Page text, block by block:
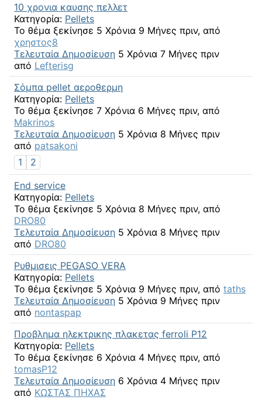
10 χρονια καυσης πελλετ
Κατηγορία: Pellets
Το θέμα ξεκίνησε 5 Χρόνια 9 Μήνες πριν, από
χρηστος8
Τελευταία Δημοσίευση 5 Χρόνια 7 Μήνες πριν
από Lefterisg
Σόμπα pellet αεροθερμη
Κατηγορία: Pellets
Το θέμα ξεκίνησε 7 Χρόνια 6 Μήνες πριν, από
Makrinos
Τελευταία Δημοσίευση 5 Χρόνια 8 Μήνες πριν
από patsakoni
1
2
End service
Κατηγορία: Pellets
Το θέμα ξεκίνησε 5 Χρόνια 8 Μήνες πριν, από
DRO80
Τελευταία Δημοσίευση 5 Χρόνια 8 Μήνες πριν
από DRO80
Ρυθμισεις PEGASO VERA
Κατηγορία: Pellets
Το θέμα ξεκίνησε 5 Χρόνια 9 Μήνες πριν, από taths
Τελευταία Δημοσίευση 5 Χρόνια 9 Μήνες πριν
από nontaspap
Προβλημα ηλεκτρικης πλακετας ferroli P12
Κατηγορία: Pellets
Το θέμα ξεκίνησε 6 Χρόνια 4 Μήνες πριν, από
tomasP12
Τελευταία Δημοσίευση 6 Χρόνια 4 Μήνες πριν
από ΚΩΣΤΑΣ ΠΗΧΑΣ